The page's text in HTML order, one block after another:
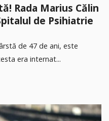
Rada Marius Călin
de Psihiatrie
de 47 de ani, este
era internat...